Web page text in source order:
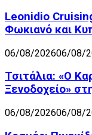
Leonidio
Φωκιανό και
06/08/202606/08/
Τσιτάλια: «Ο
Ξενοδοχείο»
06/08/202606/08/